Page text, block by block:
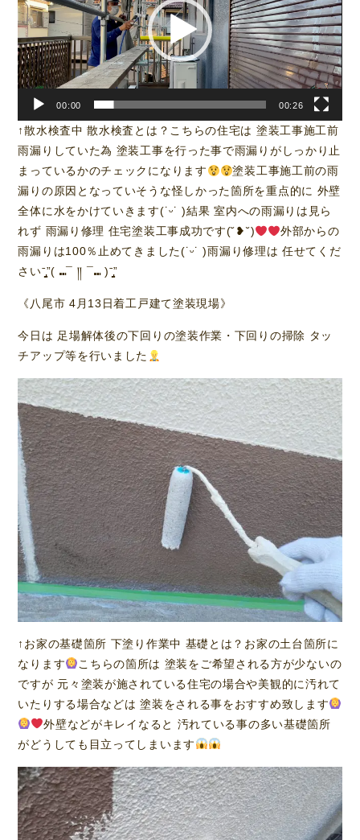
レ
ー
ヤ
ー
00:00 00:26
↑散水検査中 散水検査とは？こちらの住宅は 塗装工事施工前
雨漏りしていた為 塗装工事を行った事で雨漏りがしっかり止
まっているかのチェックになります
塗装工事施工前の雨
漏りの原因となっていそうな怪しかった箇所を重点的に 外壁
全体に水をかけていきます(˙ᵕ​˙ )結果 室内への雨漏りは見ら
れず 雨漏り修理 住宅塗装工事成功です(˘❥˘)
外部からの
雨漏りは100％止めてきました(˙ᵕ​˙ )雨漏り修理は 任せてくだ
さいˉ̡̠̭̭”( ⑉¯ །། ¯⑉ )ˉ̡̠̭̭”
《八尾市 4月13日着工戸建て塗装現場》
今日は 足場解体後の下回りの塗装作業・下回りの掃除 タッ
チアップ等を行いました
↑お家の基礎箇所 下塗り作業中 基礎とは？お家の土台箇所に
なります
こちらの箇所は 塗装をご希望される方が少ないの
ですが 元々塗装が施されている住宅の場合や美観的に汚れて
いたりする場合などは 塗装をされる事をおすすめ致します
外壁などがキレイなると 汚れている事の多い基礎箇所
がどうしても目立ってしまいます